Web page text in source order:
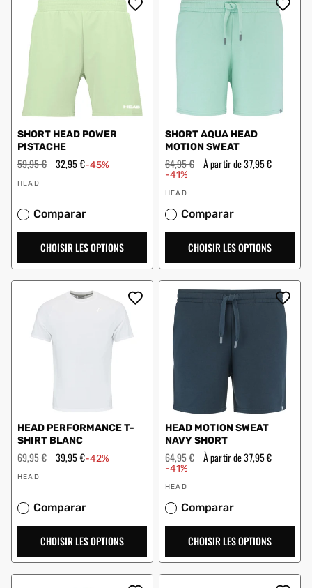
SHORT HEAD POWER
PISTACHE
Prix
régulier
59,95 € Prix
32,95 €-45%
Vendeur
HEAD
Comparar
CHOISIR LES OPTIONS
SHORT AQUA HEAD
MOTION SWEAT
Prix
régulier
64,95 € Prix
en
À partir de 37,95 €
-41%
Vendeur
HEAD
Comparar
CHOISIR LES OPTIONS
HEAD PERFORMANCE T-
SHIRT BLANC
Prix
régulier
69,95 € Prix
39,95 €-42%
Vendeur
HEAD
Comparar
CHOISIR LES OPTIONS
HEAD MOTION SWEAT
NAVY SHORT
Prix
régulier
64,95 € Prix
en
À partir de 37,95 €
-41%
Vendeur
HEAD
Comparar
CHOISIR LES OPTIONS